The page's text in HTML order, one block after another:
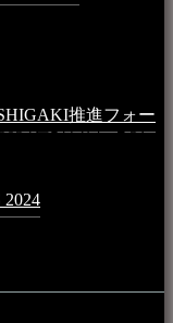
推進フォー
年5月4日 - 7:21